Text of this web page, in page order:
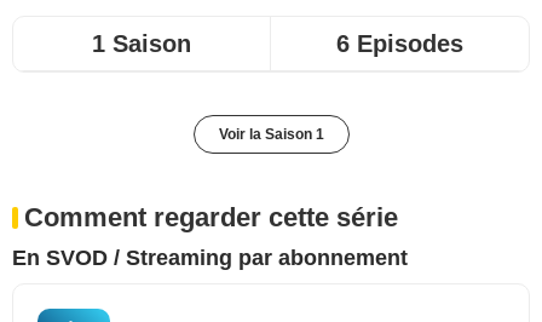
1 Saison 6 Episodes
Voir la Saison 1
Comment regarder cette série
En SVOD / Streaming par abonnement